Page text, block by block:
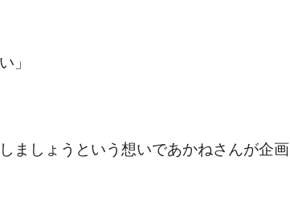
」
ましょうという想いであかねさんが企画